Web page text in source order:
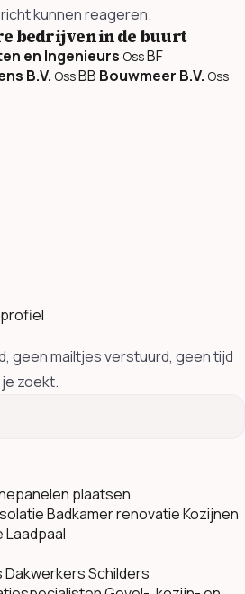
kunnen reageren.
bedrijven in de buurt
en Ingenieurs OssBF
B.V. OssBB Bouwmeer B.V. Oss
geen mailtjes verstuurd, geen tijd
zoekt.
plaatsen
Badkamer renovatieKozijnen
Laadpaal
DakwerkersSchilders